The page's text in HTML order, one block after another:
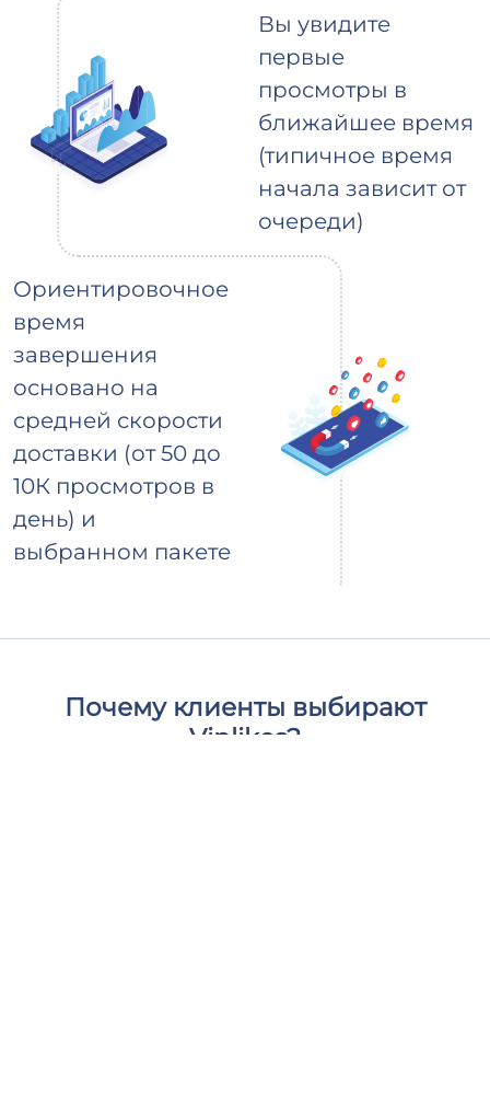
Вы увидите
первые
просмотры в
ближайшее время
(типичное время
начала зависит от
очереди)
Ориентировочное
время
завершения
основано на
средней скорости
доставки (от 50 до
10К просмотров в
день) и
выбранном пакете
Почему клиенты выбирают
Viplikes?